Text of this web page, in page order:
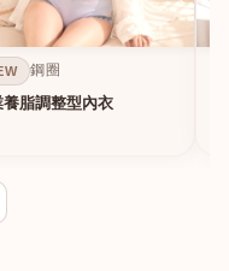
鋼圈
養脂調整型內衣